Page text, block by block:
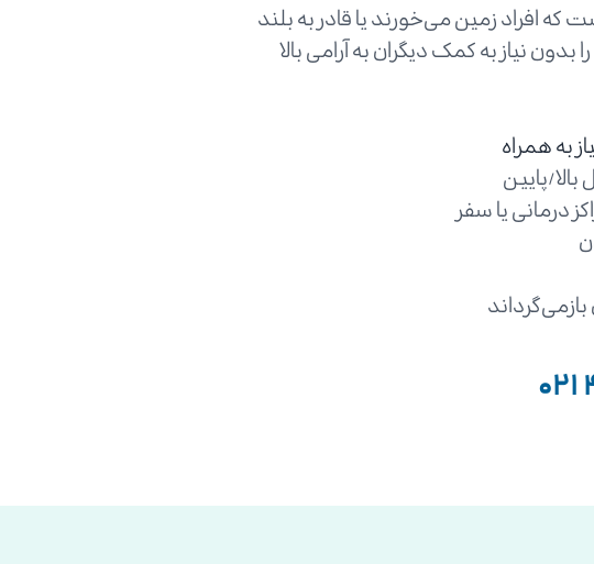
افراد زمین می‌خورند یا قادر به بلند
نیاز به کمک دیگران به آرامی بالا
به همراه
پایین
درمانی یا سفر